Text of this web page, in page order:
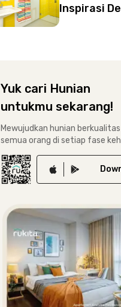
Inspirasi
Yuk cari Hunian
untukmu sekarang!
Mewujudkan hunian
semua orang di setiap fase